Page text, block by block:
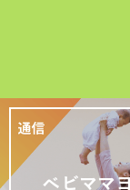
ベビママ